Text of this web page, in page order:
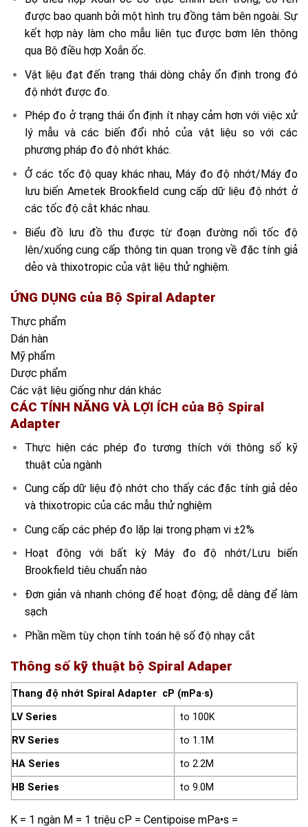
được bao quanh bởi một hình trụ đồng tâm bên ngoài. Sự
kết hợp này làm cho mẫu liên tục được bơm lên thông
qua Bộ điều hợp Xoắn ốc.
Vật liệu đạt đến trạng thái dòng chảy ổn định trong đó
độ nhớt được đo.
Phép đo ở trạng thái ổn định ít nhạy cảm hơn với việc xử
lý mẫu và các biến đổi nhỏ của vật liệu so với các
phương pháp đo độ nhớt khác.
Ở các tốc độ quay khác nhau, Máy đo độ nhớt/Máy đo
lưu biến Ametek Brookfield cung cấp dữ liệu độ nhớt ở
các tốc độ cắt khác nhau.
Biểu đồ lưu đồ thu được từ đoạn đường nối tốc độ
lên/xuống cung cấp thông tin quan trọng về đặc tính giả
dẻo và thixotropic của vật liệu thử nghiệm.
ỨNG DỤNG của Bộ Spiral Adapter
Thực phẩm
Dán hàn
Mỹ phẩm
Dược phẩm
Các vật liệu giống như dán khác
CÁC TÍNH NĂNG VÀ LỢI ÍCH của Bộ Spiral
Adapter
Thực hiện các phép đo tương thích với thông số kỹ
thuật của ngành
Cung cấp dữ liệu độ nhớt cho thấy các đặc tính giả dẻo
và thixotropic của các mẫu thử nghiệm
Cung cấp các phép đo lặp lại trong phạm vi ±2%
Hoạt động với bất kỳ Máy đo độ nhớt/Lưu biến
Brookfield tiêu chuẩn nào
Đơn giản và nhanh chóng để hoạt động; dễ dàng để làm
sạch
Phần mềm tùy chọn tính toán hệ số độ nhạy cắt
Thông số kỹ thuật bộ Spiral Adaper
Thang độ nhớt Spiral Adapter cP (mPa·s)
LV Series
to 100K
RV Series
to 1.1M
HA Series
to 2.2M
HB Series
to 9.0M
K = 1 ngàn M = 1 triệu cP = Centipoise mPa•s =